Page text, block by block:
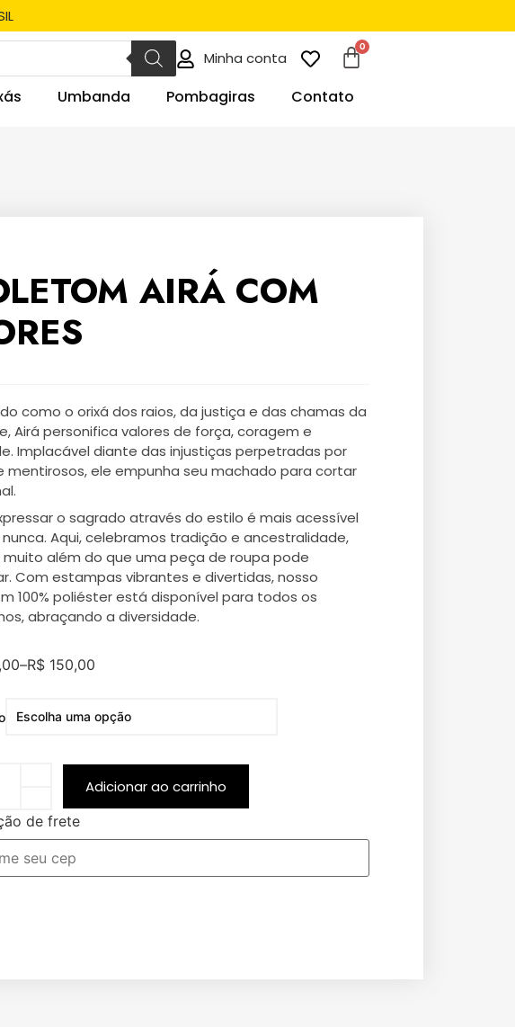
Minha conta
Umbanda Pombagiras Contato
AIRÁ COM
como o orixá dos raios, da justiça e das chamas da
Airá personifica valores de força, coragem e
Implacável diante das injustiças perpetradas por
mentirosos, ele empunha seu machado para cortar
o sagrado através do estilo é mais acessível
Aqui, celebramos tradição e ancestralidade,
muito além do que uma peça de roupa pode
Com estampas vibrantes e divertidas, nosso
100% poliéster está disponível para todos os
abraçando a diversidade.
–R$ 150,00
Adicionar ao carrinho
de frete